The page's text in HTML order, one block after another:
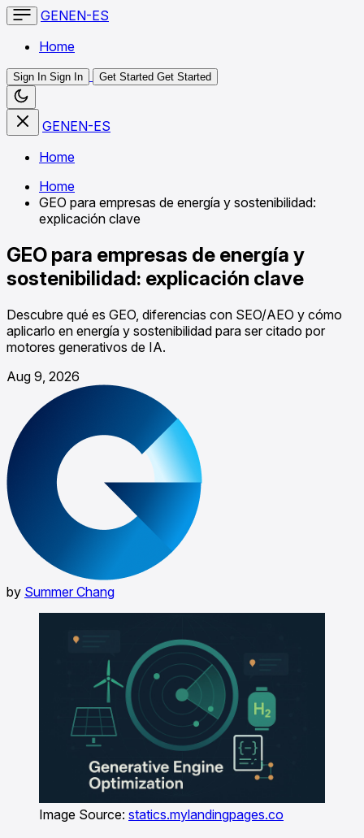
GENEN-ES
Home
Sign In Sign In Get Started Get Started
GENEN-ES
Home
Home
GEO para empresas de energía y sostenibilidad:
explicación clave
GEO para empresas de energía y
sostenibilidad: explicación clave
Descubre qué es GEO, diferencias con SEO/AEO y cómo
aplicarlo en energía y sostenibilidad para ser citado por
motores generativos de IA.
Aug 9, 2026
by Summer Chang
Image Source: statics.mylandingpages.co